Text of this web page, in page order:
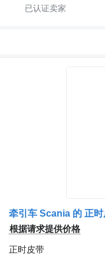
牵引车 Scania 的 正
根据请求提供价格
正时皮带